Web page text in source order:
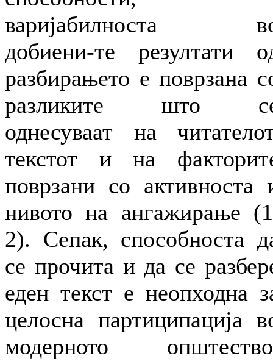
варијабилноста
добиени-те резултати
разбирањето е поврзана
разликите што
однесуваат на
текстот и на
поврзани со активноста
нивото на ангажирање
2). Сепак, способноста
се прочита и да се
еден текст е неопходна
целосна партиципација
модерното